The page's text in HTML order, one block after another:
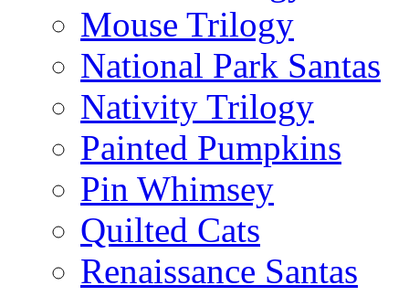
Mouse Trilogy
National Park Santas
Nativity Trilogy
Painted Pumpkins
Pin Whimsey
Quilted Cats
Renaissance Santas